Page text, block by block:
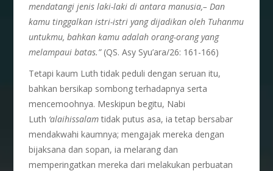
mendatangi jenis laki-laki di antara manusia,– Dan
kamu tinggalkan istri-istri yang dijadikan oleh Tuhanmu
untukmu, bahkan kamu adalah orang-orang yang
melampaui batas.”(QS. Asy Syu’ara/26: 161-166)
Tetapi kaum Luth tidak peduli dengan seruan itu,
bahkan bersikap sombong terhadapnya serta
mencemoohnya. Meskipun begitu, Nabi
Luth ‘alaihissalamtidak putus asa, ia tetap bersabar
mendakwahi kaumnya; mengajak mereka dengan
bijaksana dan sopan, ia melarang dan
memperingatkan mereka dari melakukan perbuatan